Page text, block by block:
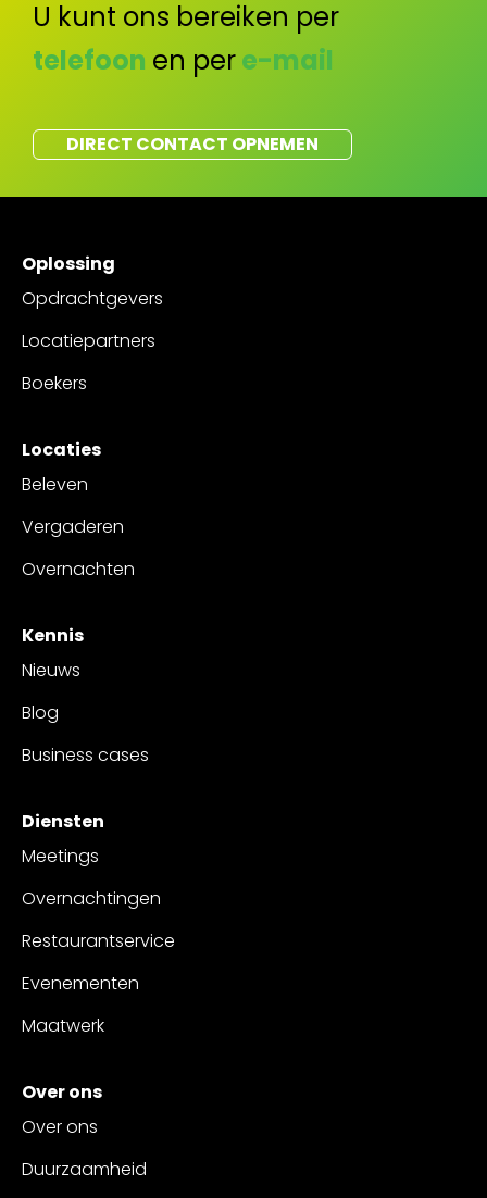
U kunt ons bereiken per
telefoon en pere-mail
DIRECT CONTACT OPNEMEN
Oplossing
Opdrachtgevers
Locatiepartners
Boekers
Locaties
Beleven
Vergaderen
Overnachten
Kennis
Nieuws
Blog
Business cases
Diensten
Meetings
Overnachtingen
Restaurantservice
Evenementen
Maatwerk
Over ons
Over ons
Duurzaamheid